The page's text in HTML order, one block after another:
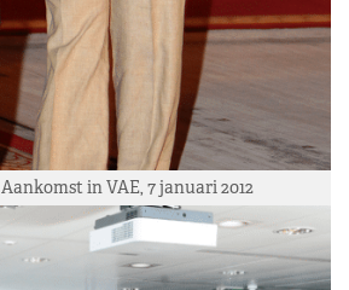
Aankomst in VAE, 7 januari 2012